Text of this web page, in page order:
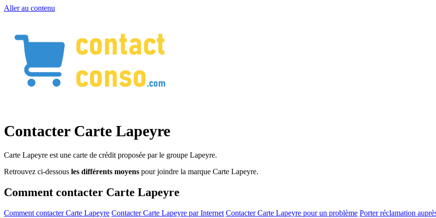
Aller au contenu
Contacter Carte Lapeyre
Carte Lapeyre est une carte de crédit proposée par le groupe Lapeyre.
Retrouvez ci-dessous les différents moyens pour joindre la marque Carte Lapeyre.
Comment contacter Carte Lapeyre
Comment contacter Carte Lapeyre Contacter Carte Lapeyre par Internet Contacter Carte Lapeyre pour un problème Porter réclamation